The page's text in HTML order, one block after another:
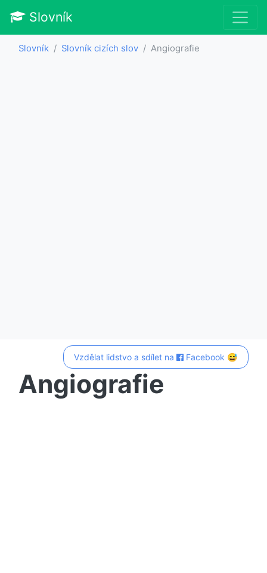
Slovník
Slovník Slovník cizích slov Angiografie
Vzdělat lidstvo a sdílet na Facebook 😅
Angiografie